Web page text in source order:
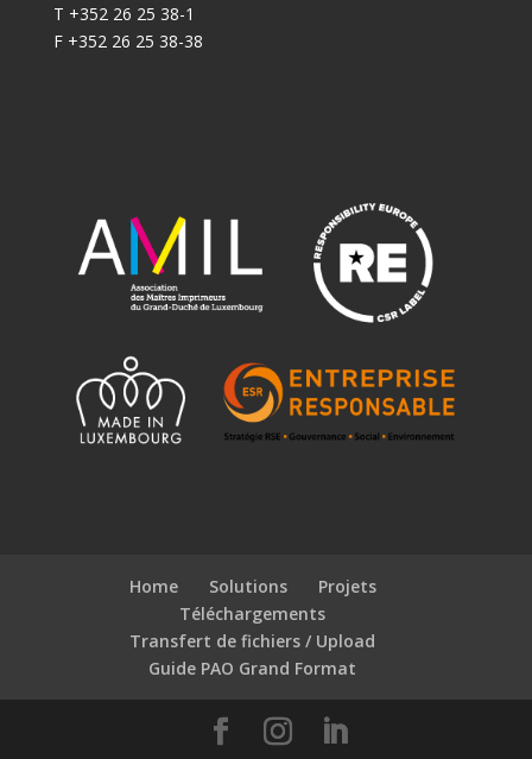
T +352 26 25 38-1
F +352 26 25 38-38
Home Solutions
Projets
Téléchargements
Transfert de fichiers / Upload
Guide PAO Grand Format